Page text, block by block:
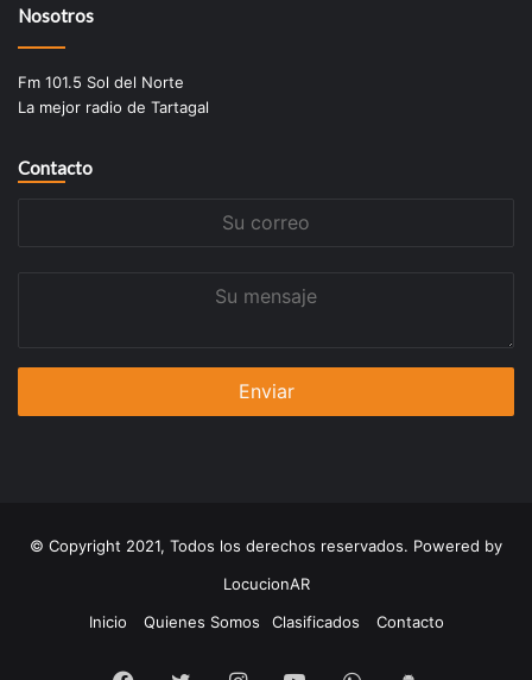
Nosotros
Fm 101.5 Sol del Norte
La mejor radio de Tartagal
Contacto
© Copyright 2021, Todos los derechos reservados. Powered by
LocucionAR
Inicio
Quienes Somos Clasificados Contacto